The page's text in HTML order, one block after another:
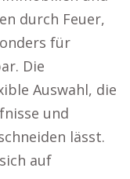
durch Feuer,
für
Die
Auswahl, die
und
lässt.
auf